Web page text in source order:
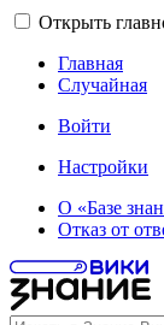
Открыть
Главная
Случайная
Войти
Настройки
О «Базе
Отказ от